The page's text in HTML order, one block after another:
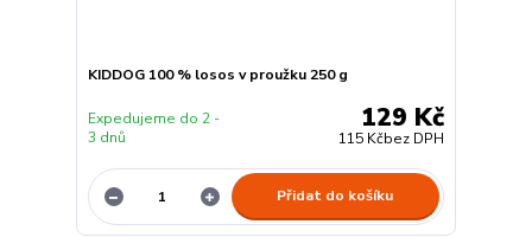
KIDDOG 100 % losos v proužku 250 g
129 Kč
115 Kčbez DPH
Expedujeme do 2 -
3 dnů
Přidat do košíku